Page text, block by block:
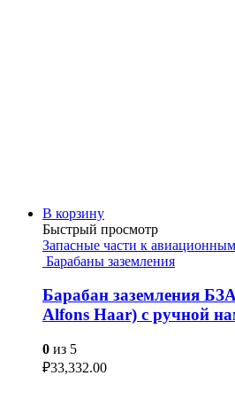
В корзину
Быстрый просмотр
Запасные части к
Барабаны заземления
Барабан заземления
Alfons Haar) с ручной
0 из 5
₽33,332.00